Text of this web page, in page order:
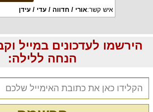
איש קשר:אורי / חדווה / עדי / עידן
הנחה ללילה: